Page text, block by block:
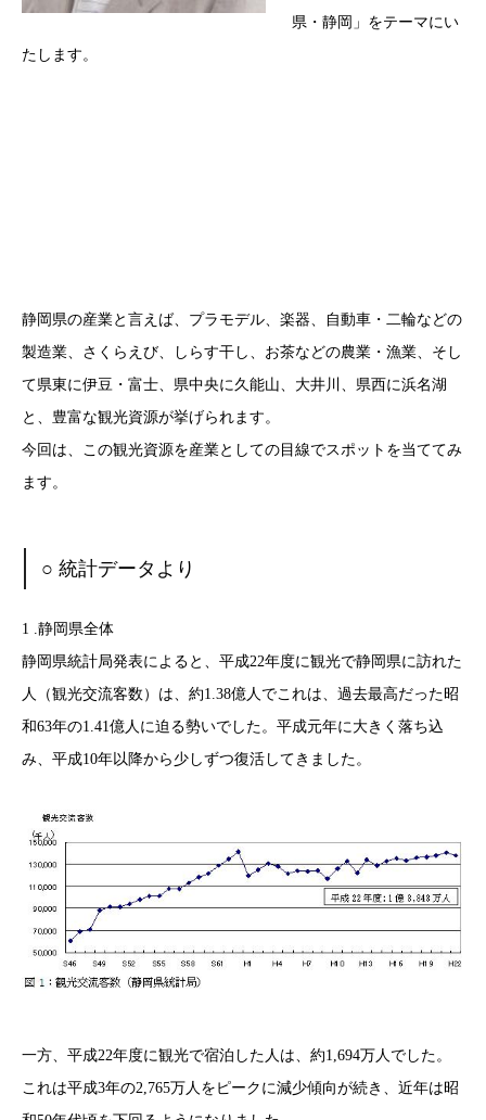
県・静岡」をテーマにい
たします。
静岡県の産業と言えば、プラモデル、楽器、自動車・二輪などの
製造業、さくらえび、しらす干し、お茶などの農業・漁業、そし
て県東に伊豆・富士、県中央に久能山、大井川、県西に浜名湖
と、豊富な観光資源が挙げられます。
今回は、この観光資源を産業としての目線でスポットを当ててみ
ます。
○ 統計データより
1 .静岡県全体
静岡県統計局発表によると、平成22年度に観光で静岡県に訪れた
人（観光交流客数）は、約1.38億人でこれは、過去最高だった昭
和63年の1.41億人に迫る勢いでした。平成元年に大きく落ち込
み、平成10年以降から少しずつ復活してきました。
一方、平成22年度に観光で宿泊した人は、約1,694万人でした。
これは平成3年の2,765万人をピークに減少傾向が続き、近年は昭